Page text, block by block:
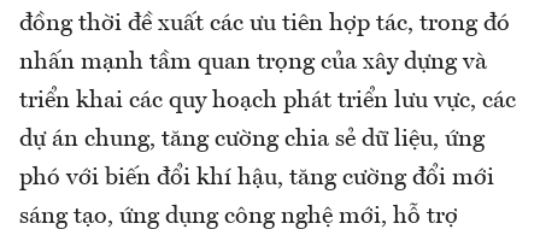
đồng thời đề xuất các ưu tiên hợp tác, trong đó
nhấn mạnh tầm quan trọng của xây dựng và
triển khai các quy hoạch phát triển lưu vực, các
dự án chung, tăng cường chia sẻ dữ liệu, ứng
phó với biến đổi khí hậu, tăng cường đổi mới
sáng tạo, ứng dụng công nghệ mới, hỗ trợ